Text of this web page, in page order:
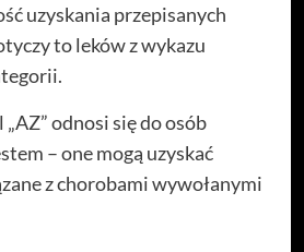
uzyskania przepisanych
to leków z wykazu
odnosi się do osób
– one mogą uzyskać
z chorobami wywołanymi